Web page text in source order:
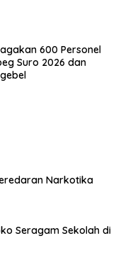
600 Personel
Suro 2026 dan
Narkotika
Seragam Sekolah di